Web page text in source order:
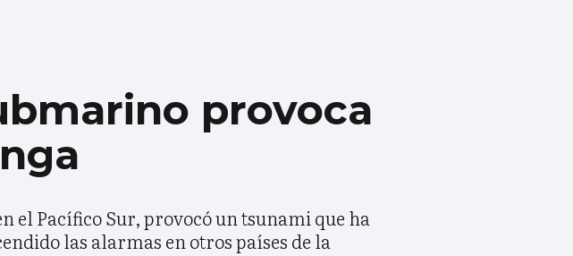
provoca
el Pacífico Sur, provocó un tsunami que ha
las alarmas en otros países de la